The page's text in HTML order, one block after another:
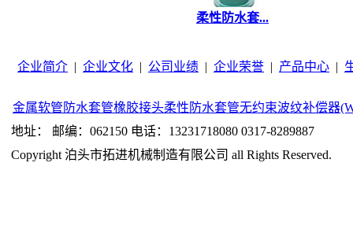
柔性防水套...
企业简介 | 企业文化 | 公司业绩 | 企业荣誉 | 产品中心 |
金属软管 防水套管橡胶接头柔性防水套管无约束波纹补偿器
地址： 邮编：062150 电话：13231718080 0317-8289887
Copyright 泊头市拓进机械制造有限公司 all Rights Reserved.